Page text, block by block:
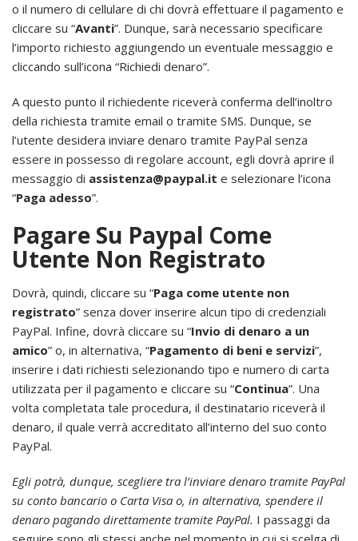
o il numero di cellulare di chi dovrà effettuare il pagamento e
cliccare su “Avanti”. Dunque, sarà necessario specificare
l’importo richiesto aggiungendo un eventuale messaggio e
cliccando sull’icona “Richiedi denaro”.
A questo punto il richiedente riceverà conferma dell’inoltro
della richiesta tramite email o tramite SMS. Dunque, se
l’utente desidera inviare denaro tramite PayPal senza
essere in possesso di regolare account, egli dovrà aprire il
messaggio di assistenza@paypal.it e selezionare l’icona
“Paga adesso”.
Pagare Su Paypal Come
Utente Non Registrato
Dovrà, quindi, cliccare su “Paga come utente non
registrato” senza dover inserire alcun tipo di credenziali
PayPal. Infine, dovrà cliccare su “Invio di denaro a un
amico” o, in alternativa, “Pagamento di beni e servizi”,
inserire i dati richiesti selezionando tipo e numero di carta
utilizzata per il pagamento e cliccare su “Continua”. Una
volta completata tale procedura, il destinatario riceverà il
denaro, il quale verrà accreditato all’interno del suo conto
PayPal.
Egli potrà, dunque, scegliere tra l’inviare denaro tramite PayPal
su conto bancario o Carta Visa o, in alternativa, spendere il
denaro pagando direttamente tramite PayPal. I passaggi da